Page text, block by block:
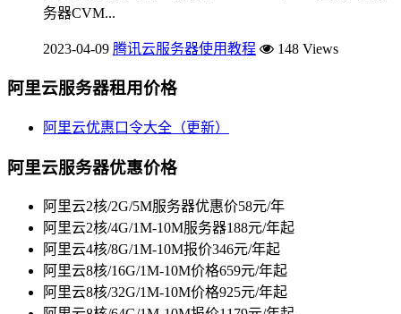
务器CVM...
2023-04-09 腾讯云服务器使用教程 148 Views
阿里云服务器租用价格
阿里云优惠口令大全（更新）
阿里云服务器优惠价格
阿里云2核/2G/5M服务器优惠价58元/年
阿里云2核/4G/1M-10M服务器188元/年起
阿里云4核/8G/1M-10M报价346元/年起
阿里云8核/16G/1M-10M价格659元/年起
阿里云8核/32G/1M-10M价格925元/年起